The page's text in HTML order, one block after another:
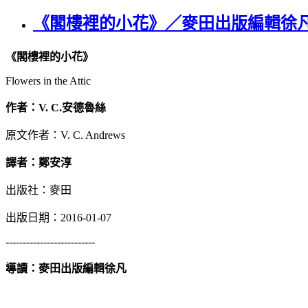
《閣樓裡的小花》／麥田出版編輯徐
《閣樓裡的小花》
Flowers in the Attic
作者： V. C.安德魯絲
原文作者：V. C. Andrews
譯者：鄭安淳
出版社：麥田
出版日期：2016-01-07
--------------------------
導讀：麥田出版編輯徐凡